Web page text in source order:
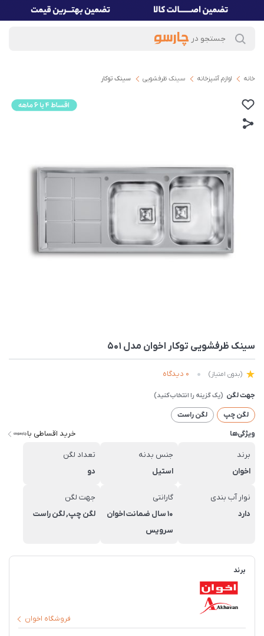
خانه لوازم آشپزخانه سینک ظرفشویی سینک توکار
سینک ظرفشویی توکار اخوان مدل 501
(بدون امتیاز) 0 دیدگاه
جهت لگن
لگن چپ
لگن راست
ویژگی‌ها
خرید اقساطی با
برند
اخوان
جنس بدنه
استیل
تعداد لگن
دو
نوار آب بندی
دارد
گارانتی
10 سال ضمانت اخوان
سرویس
جهت لگن
لگن چپ, لگن راست
برند
فروشگاه اخوان